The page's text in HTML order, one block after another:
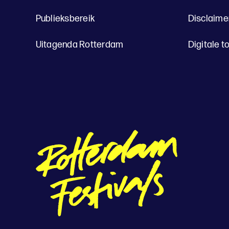
Publieksbereik
Uitagenda Rotterdam Digitale